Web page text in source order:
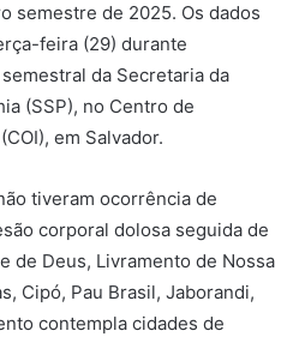
semestre de 2025. Os dados
feira (29) durante
da Secretaria da
(SSP), no Centro de
em Salvador.
tiveram ocorrência de
corporal dolosa seguida de
de Deus, Livramento de Nossa
Cipó, Pau Brasil, Jaborandi,
contempla cidades de